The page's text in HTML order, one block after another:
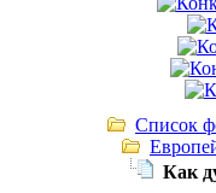
Список
Как